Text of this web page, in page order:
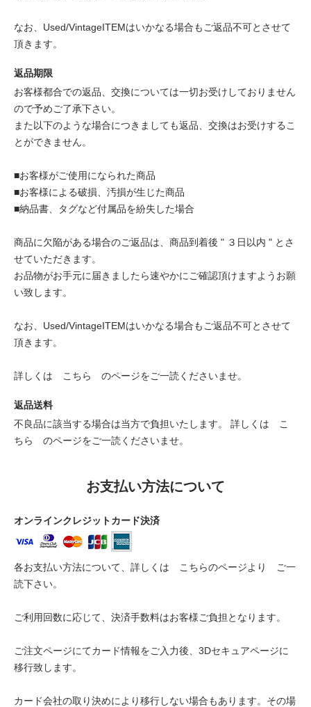
なお、Used/VintageITEMはいかなる場合もご返品不可とさせて
頂きます。
返品期限
お客様都合での返品、交換については一切お受けしておりません
ので予めご了承下さい。
また以下のような場合につきましても返品、交換はお受けするこ
とができません。
■お客様がご使用になられた商品
■お客様による破損、汚損が生じた商品
■納品書、タグなど付属品を紛失した場合
商品に欠陥がある場合のご返品は、商品到着後 " ３日以内 " とさ
せていただきます。
お品物がお手元に届きましたら速やかにご確認頂けますようお願
い致します。
なお、Used/VintageITEMはいかなる場合もご返品不可とさせて
頂きます。
詳しくは こちら のページをご一読くださいませ。
返品送料
不良品に該当する場合は当方で負担いたします。 詳しくは
こ
ちら
のページをご一読くださいませ。
お支払い方法について
オンラインクレジットカード決済
各お支払い方法について、詳しくは こちらのページより
ご一
読下さい。
ご利用回数に応じて、決済手数料はお客様ご負担となります。
ご注文ページにてカード情報をご入力後、3Dセキュアページに
移行致します。
カード会社の取り決めにより移行しない場合もあります。その場